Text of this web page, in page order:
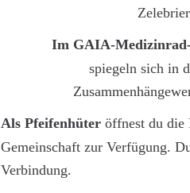
Im GAIA-
spiegeln sich in
Als Pfeifenhüter öffnest du die
Gemeinschaft zur Verfügung.
Verbindung.